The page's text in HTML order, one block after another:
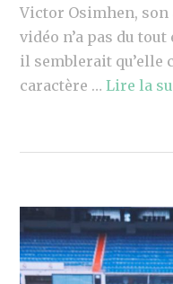
Victor Osimhen,
vidéo n’a pas du
il semblerait qu’elle
caractère …Lire la